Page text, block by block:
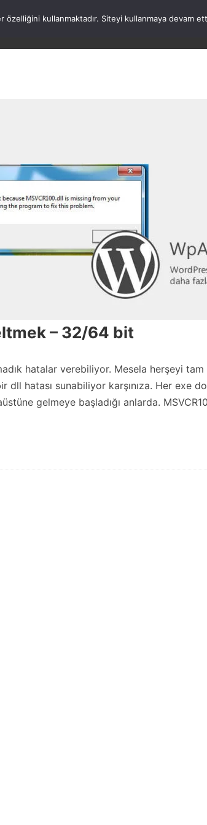
ANASAYFA WORDPRESS
– 32/64 bit
hatalar verebiliyor. Mesela herşeyi
hatası sunabiliyor karşınıza. Her exe
gelmeye başladığı anlarda.
kullanmaktadır. Siteyi kullanmaya devam